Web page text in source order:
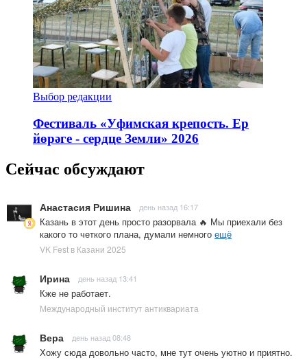
Выбор редакции
Фестиваль «Уфимская крепость. Ер
йөрәге - сердце Земли» 2026
Сейчас обсуждают
Анастасия Ришина день назад 16:17
Казань в этот день просто разорвала 🔥 Мы приехали без
какого то четкого плана, думали немного ещё
VK Fest в Казани 2025
Ирина день назад 13:41
Кже не работает.
Международный институт антиквариата
Вера день назад 08:48
Хожу сюда довольно часто, мне тут очень уютно и приятно.